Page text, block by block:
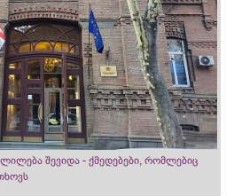
შევიდა - ქმედებები, რომლებიც